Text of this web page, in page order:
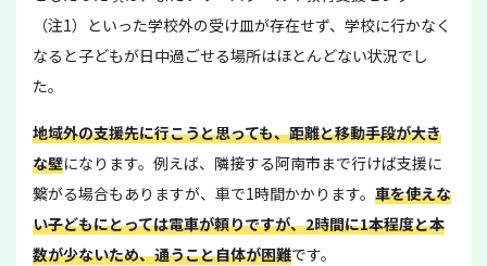
（注1）といった学校外の受け皿が存在せず、学校に行かなく
なると子どもが日中過ごせる場所はほとんどない状況でし
た。
地域外の支援先に行こうと思っても、距離と移動手段が大き
な壁になります。例えば、隣接する阿南市まで行けば支援に
繋がる場合もありますが、車で1時間かかります。 車を使えな
い子どもにとっては電車が頼りですが、2時間に1本程度と本
数が少ないため、通うこと自体が困難です。